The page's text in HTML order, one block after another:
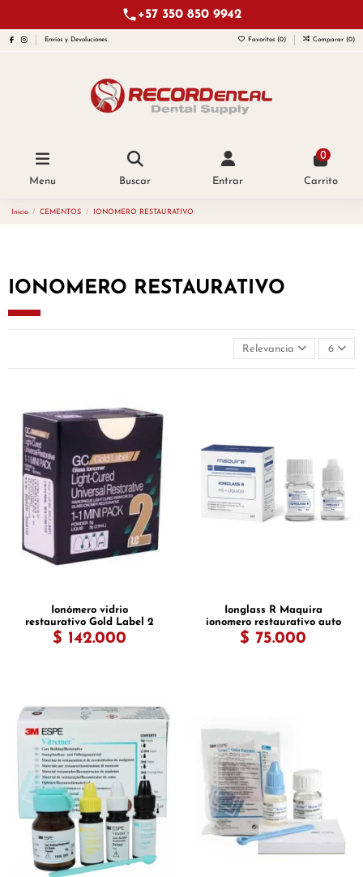
+57 350 850 9942
Envíos y Devoluciones Favoritos (0) Comparar (0)
Menu Buscar Entrar
0
Carrito
Inicio CEMENTOS IONOMERO RESTAURATIVO
IONOMERO RESTAURATIVO
Relevancia 6
Ionómero vidrio
restaurativo Gold Label 2
LC
$ 142.000
Ionglass R Maquira
ionomero restaurativo auto
$ 75.000